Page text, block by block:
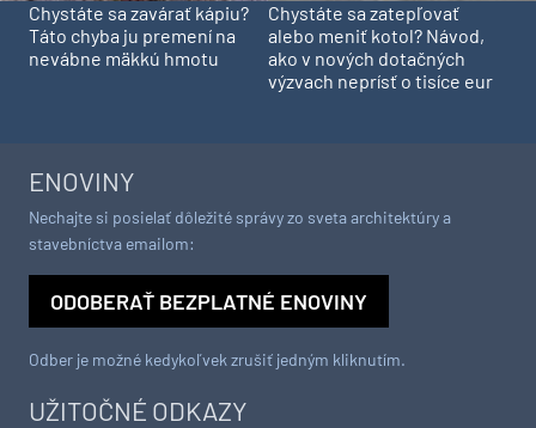
Chystáte sa zavárať kápiu?
Táto chyba ju premení na
nevábne mäkkú hmotu
Chystáte sa zatepľovať
alebo meniť kotol? Návod,
ako v nových dotačných
výzvach neprísť o tisíce eur
UŽITOČNÉ ODKAZY
ENOVINY
Nechajte si posielať dôležité správy zo sveta architektúry a
stavebníctva emailom:
ODOBERAŤ BEZPLATNÉ ENOVINY
Odber je možné kedykoľvek zrušiť jedným kliknutím.